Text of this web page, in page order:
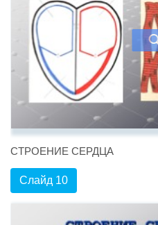
СТРОЕНИЕ СЕРДЦА
Слайд 10